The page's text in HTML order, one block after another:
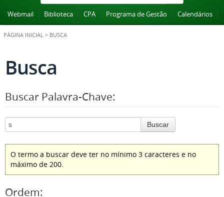
Webmail Biblioteca CPA Programa de Gestão Calendários
PÁGINA INICIAL > BUSCA
Busca
Buscar Palavra-Chave:
Buscar
O termo a buscar deve ter no mínimo 3 caracteres e no
máximo de 200.
Ordem: